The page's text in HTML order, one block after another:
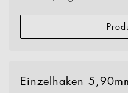
Einzelhaken